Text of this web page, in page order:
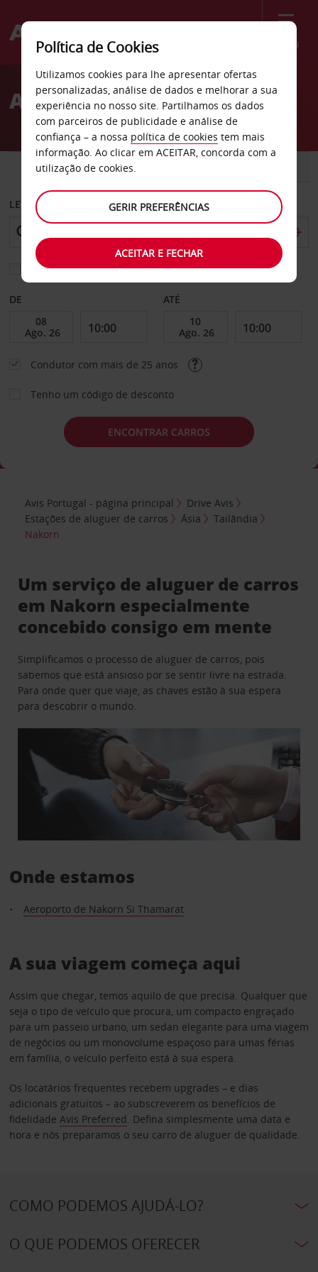
Menu
Welcome
AvisAluguer de carros Nakorn
CARRO
LEVANTAR EM
Escolher uma estação de devolução diferente
DE ATÉ
Condutor com mais de 25 anos
Tenho um código de desconto
ENCONTRAR CARROS
Avis Portugal - página principal
Drive Avis
Estações de aluguer de carros
Ásia
Tailândia
Nakorn
Um serviço de aluguer de carros
em Nakorn especialmente
concebido consigo em mente
Simplificamos o processo de aluguer de carros, pois
sabemos que está ansioso por se sentir livre na estrada.
Para onde quer que viaje, as chaves estão à sua espera
para descobrir o mundo.
Onde estamos
Aeroporto de Nakorn Si Thamarat
A sua viagem começa aqui
Assim que chegar, temos aquilo de que precisa. Qualquer que
seja o tipo de veículo que procura, um compacto engraçado
para um passeio urbano, um sedan elegante para uma viagem
de negócios ou um monovolume espaçoso para umas férias
em família, o veículo perfeito está à sua espera.
Os locatários frequentes recebem upgrades – e dias
adicionais gratuitos – ao subscreverem os benefícios de
fidelidade Avis Preferred. Defina simplesmente uma data e
hora e nós preparamos o seu carro de aluguer de qualidade.
COMO PODEMOS AJUDÁ-LO?
O QUE PODEMOS OFERECER
Política de Cookies
Utilizamos cookies para lhe apresentar ofertas
personalizadas, análise de dados e melhorar a sua
experiência no nosso site. Partilhamos os dados
com parceiros de publicidade e análise de
confiança – a nossa política de cookies tem mais
informação. Ao clicar em ACEITAR, concorda com a
utilização de cookies.
GERIR PREFERÊNCIAS
ACEITAR E FECHAR